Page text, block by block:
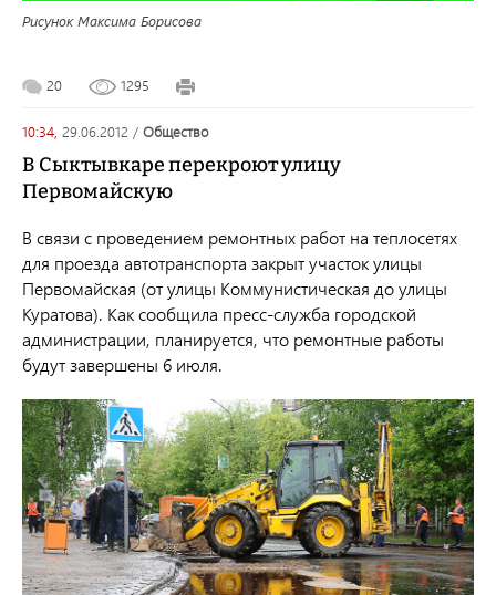
Рисунок Максима Борисова
20 1295
10:34, 29.06.2012 / общество
В Сыктывкаре перекроют улицу
Первомайскую
В связи с проведением ремонтных работ на теплосетях
для проезда автотранспорта закрыт участок улицы
Первомайская (от улицы Коммунистическая до улицы
Куратова). Как сообщила пресс-служба городской
администрации, планируется, что ремонтные работы
будут завершены 6 июля.